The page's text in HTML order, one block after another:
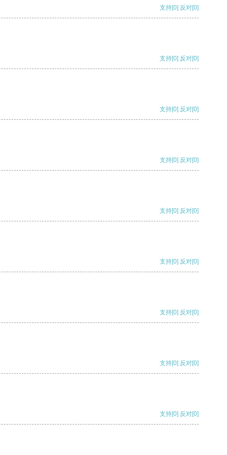
支持[0] 反对[0]
支持[0] 反对[0]
支持[0] 反对[0]
支持[0] 反对[0]
支持[0] 反对[0]
支持[0] 反对[0]
支持[0] 反对[0]
支持[0] 反对[0]
支持[0] 反对[0]